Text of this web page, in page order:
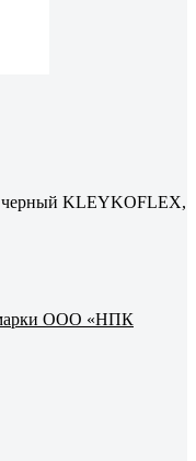
KLEYKOFLEX,